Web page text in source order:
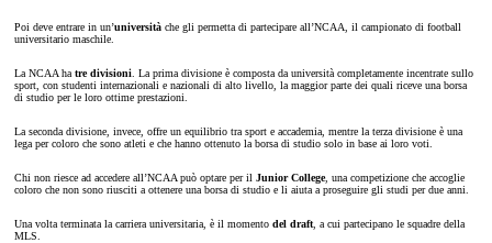
Poi deve entrare in un’università che gli permetta di partecipare all’NCAA, il campionato di football
universitario maschile.
La NCAA ha tre divisioni . La prima divisione è composta da università completamente incentrate sullo
sport, con studenti internazionali e nazionali di alto livello, la maggior parte dei quali riceve una borsa
di studio per le loro ottime prestazioni.
La seconda divisione, invece, offre un equilibrio tra sport e accademia, mentre la terza divisione è una
lega per coloro che sono atleti e che hanno ottenuto la borsa di studio solo in base ai loro voti.
Chi non riesce ad accedere all’NCAA può optare per il Junior College, una competizione che accoglie
coloro che non sono riusciti a ottenere una borsa di studio e li aiuta a proseguire gli studi per due anni.
Una volta terminata la carriera universitaria, è il momento del draft , a cui partecipano le squadre della
MLS.